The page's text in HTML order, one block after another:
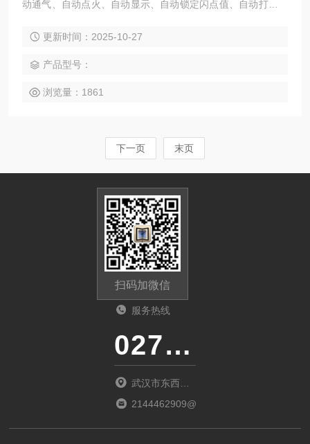
动通气、自动点火、自动显示、自动锁定闪点值、自动打印结
更新时间：2025-10-27
产品型号：
浏览量：1861
下一页 末页
扫码加微信
服务热线
027-86536268
武汉市东西湖
区环湖中路源
2144462909@qq.com